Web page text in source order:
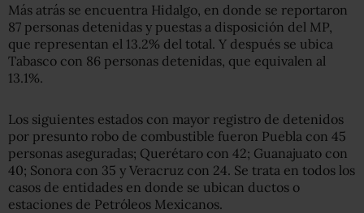
Más atrás se encuentra Hidalgo, en donde se reportaron
87 personas detenidas y puestas a disposición del MP,
que representan el 13.2% del total. Y después se ubica
Tabasco con 86 personas detenidas, que equivalen al
13.1%.
Los siguientes estados con mayor registro de detenidos
por presunto robo de combustible fueron Puebla con 45
personas aseguradas; Querétaro con 42; Guanajuato con
40; Sonora con 35 y Veracruz con 24. Se trata en todos los
casos de entidades en donde se ubican ductos o
estaciones de Petróleos Mexicanos.